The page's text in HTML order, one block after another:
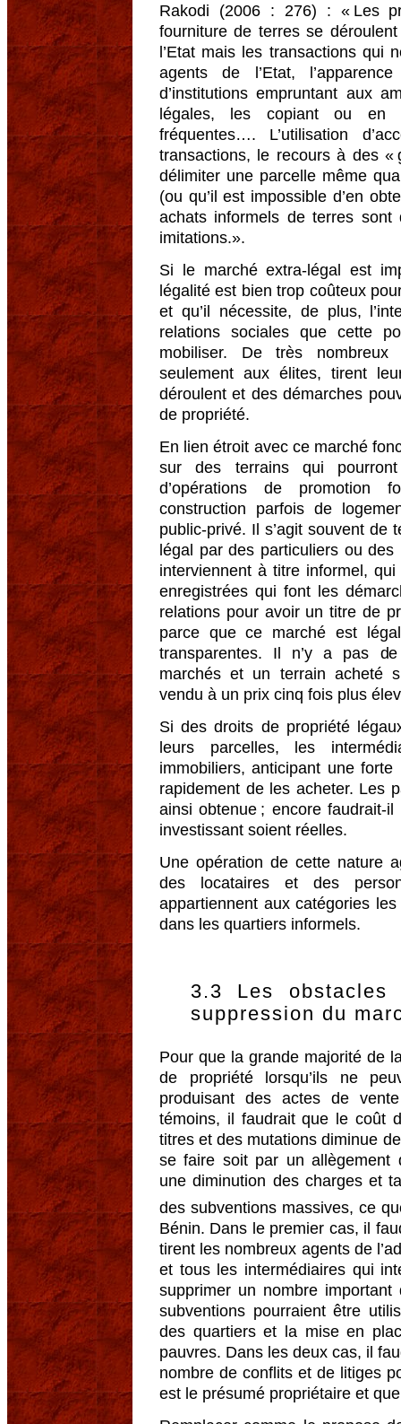
Rakodi (2006 : 276) : « Les
fourniture de terres se
l’Etat mais les transactions qui
agents de l’Etat,
d’institutions empruntant aux
légales, les copiant ou en
fréquentes…. L’utilisation
transactions, le recours à des
délimiter une parcelle même
(ou qu’il est impossible d’en
achats informels de terres
imitations.».
Si le marché extra-légal est
légalité est bien trop coûteux
et qu’il nécessite, de plus,
relations sociales que cette
mobiliser. De très nombreux
seulement aux élites, tirent
déroulent et des démarches
de propriété.
En lien étroit avec ce marché
sur des terrains qui
d’opérations de promotion
construction parfois de
public-privé. Il s’agit souvent de
légal par des particuliers ou
interviennent à titre informel,
enregistrées qui font les
relations pour avoir un titre de
parce que ce marché est
transparentes. Il n’y a pas
marchés et un terrain acheté
vendu à un prix cinq fois plus
Si des droits de propriété
leurs parcelles, les
immobiliers, anticipant une
rapidement de les acheter. Les
ainsi obtenue ; encore faudrait-
investissant soient réelles.
Une opération de cette nature
des locataires et des
appartiennent aux catégories
dans les quartiers informels.
3.3 Les
suppression du
Pour que la grande majorité de
de propriété lorsqu’ils ne
produisant des actes de
témoins, il faudrait que le coût
titres et des mutations diminue
se faire soit par un allègement
une diminution des charges et
des subventions massives, ce
Bénin. Dans le premier cas, il
tirent les nombreux agents de
et tous les intermédiaires qui
supprimer un nombre important
subventions pourraient être
des quartiers et la mise en
pauvres. Dans les deux cas, il
nombre de conflits et de litiges
est le présumé propriétaire et